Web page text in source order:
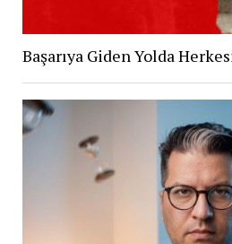
Başarıya Giden Yolda